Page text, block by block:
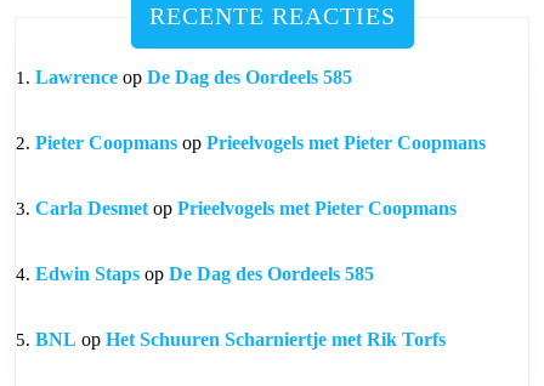
RECENTE REACTIES
Lawrence op De Dag des Oordeels 585
Pieter Coopmans op Prieelvogels met Pieter Coopmans
Carla Desmet op Prieelvogels met Pieter Coopmans
Edwin Staps op De Dag des Oordeels 585
BNL op Het Schuuren Scharniertje met Rik Torfs